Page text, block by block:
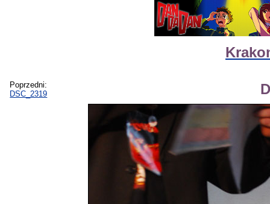
Poprzedni:
DSC_2319